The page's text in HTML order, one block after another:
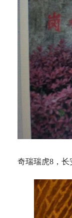
奇瑞瑞虎8，长